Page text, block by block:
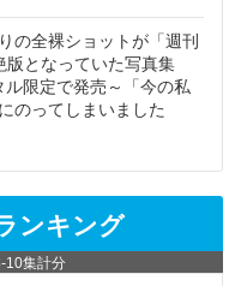
の全裸ショットが「週刊
版となっていた写真集
ル限定で発売～「今の私
のってしまいました
ンキング
10集計分